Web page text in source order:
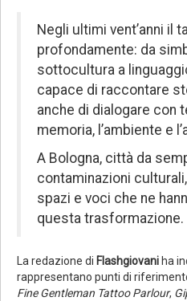
Negli ultimi vent’anni il
profondamente: da
sottocultura a
capace di raccontare
anche di dialogare con
memoria, l’ambiente e
A Bologna, città da
contaminazioni
spazi e voci che ne
questa trasformazione.
La redazione di Flashgiovani ha
rappresentano punti di
Fine Gentleman Tattoo Parlour,